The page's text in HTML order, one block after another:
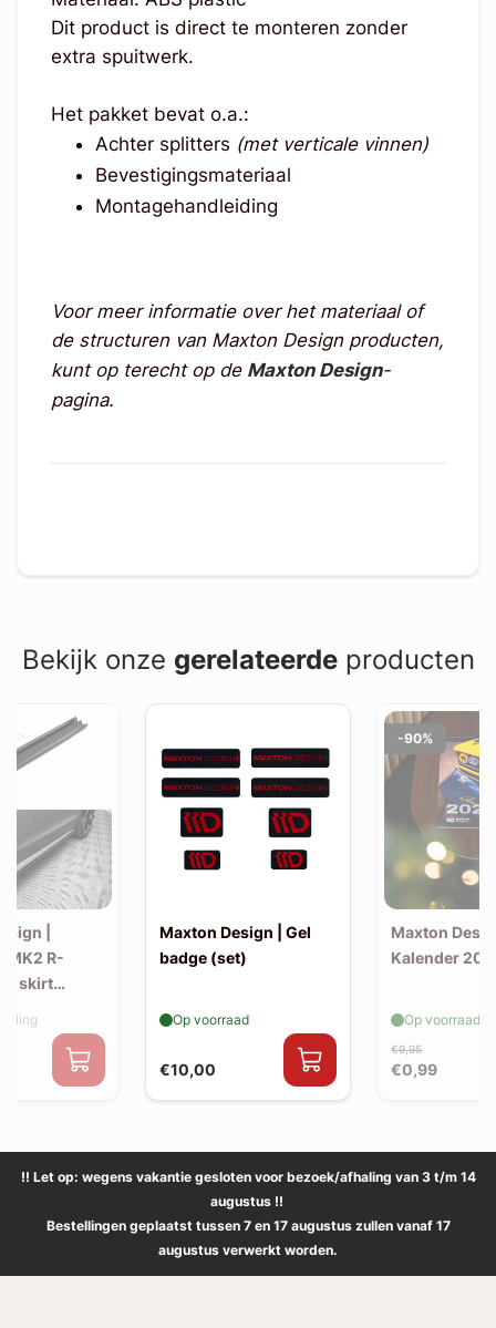
Dit product is direct te monteren zonder
extra spuitwerk.
Het pakket bevat o.a.:
Achter splitters (met verticale vinnen)
Bevestigingsmateriaal
Montagehandleiding
Voor meer informatie over het materiaal of
de structuren van Maxton Design producten,
kunt op terecht op de Maxton Design-
pagina.
Bekijk onze gerelateerdeproducten
|
MK2 R-
skirt
Maxton Design | Gel
badge (set)
€10,00
Op voorraad
-90%
Maxton
Kalender
€9,95
€0,99
Op voorraad
!! Let op: wegens vakantie gesloten voor bezoek/afhaling van 3 t/m 14
augustus !!
Bestellingen geplaatst tussen 7 en 17 augustus zullen vanaf 17
augustus verwerkt worden.